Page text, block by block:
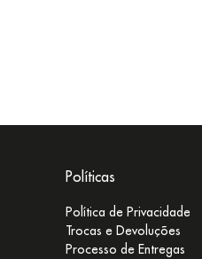
Políticas
Política de Privacidade
Trocas e Devoluções
Processo de Entregas